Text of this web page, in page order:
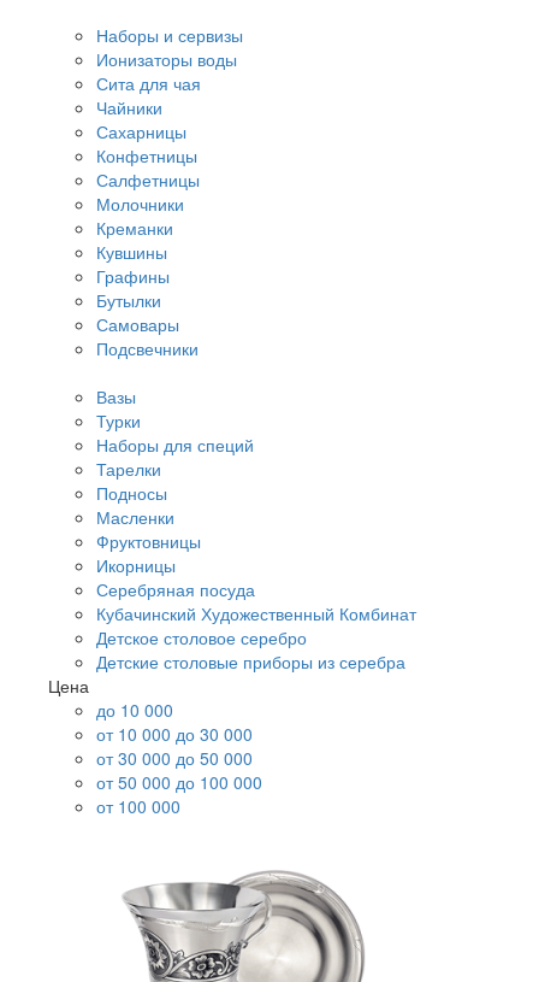
Наборы и сервизы
Ионизаторы воды
Сита для чая
Чайники
Сахарницы
Конфетницы
Салфетницы
Молочники
Креманки
Кувшины
Графины
Бутылки
Самовары
Подсвечники
Вазы
Турки
Наборы для специй
Тарелки
Подносы
Масленки
Фруктовницы
Икорницы
Серебряная посуда
Кубачинский Художественный Комбинат
Детское столовое серебро
Детские столовые приборы из серебра
Цена
до 10 000
от 10 000 до 30 000
от 30 000 до 50 000
от 50 000 до 100 000
от 100 000